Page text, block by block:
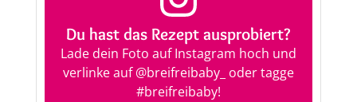
Du hast das Rezept ausprobiert?
Lade dein Foto auf Instagram hoch und
verlinke auf@breifreibaby_ oder tagge
#breifreibaby!